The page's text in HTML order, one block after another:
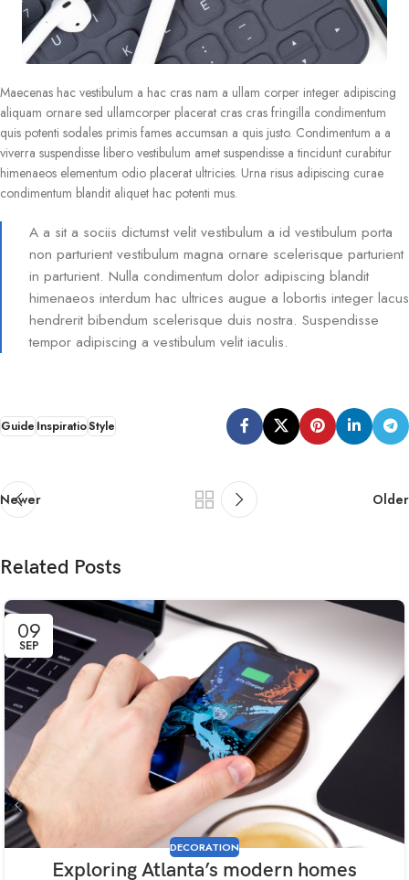
Maecenas hac vestibulum a hac cras nam a ullam corper integer adipiscing
aliquam ornare sed ullamcorper placerat cras cras fringilla condimentum
quis potenti sodales primis fames accumsan a quis justo. Condimentum a a
viverra suspendisse libero vestibulum amet suspendisse a tincidunt curabitur
himenaeos elementum odio placerat ultricies. Urna risus adipiscing curae
condimentum blandit aliquet hac potenti mus.
A a sit a sociis dictumst velit vestibulum a id vestibulum porta
non parturient vestibulum magna ornare scelerisque parturient
in parturient. Nulla condimentum dolor adipiscing blandit
himenaeos interdum hac ultrices augue a lobortis integer lacus
hendrerit bibendum scelerisque duis nostra. Suspendisse
tempor adipiscing a vestibulum velit iaculis.
GuideInspiratioStyle
Newer Older
Related Posts
09
SEP
DECORATION
Exploring Atlanta’s modern homes